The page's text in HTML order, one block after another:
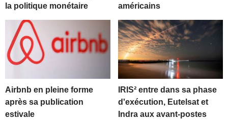
la politique monétaire
américains
Airbnb en pleine forme
après sa publication
estivale
IRIS² entre dans sa phase
d'exécution, Eutelsat et
Indra aux avant-postes